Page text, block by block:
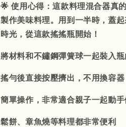
🌟 使用心得：這款料理混合器真
製作美味料理。用到一半時，蓋
時光，從這款搖搖瓶開始！
將材料和不鏽鋼彈簧球一起裝入
搖勻後直接按壓擠出，不用換容器
簡單操作，非常適合親子一起動手
鬆餅、章魚燒等料理都非常便利